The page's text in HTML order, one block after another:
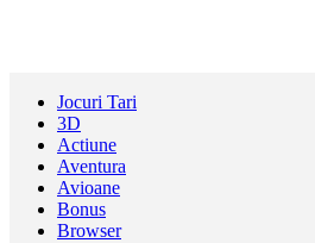
Jocuri Tari
3D
Actiune
Aventura
Avioane
Bonus
Browser